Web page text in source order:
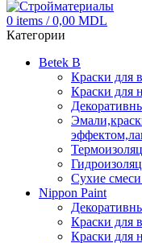
0 items / 0,00 MDL
Категории
Betek B
Краски для
Краски для
Сухие
Nippon Paint
Краски для
Краски для